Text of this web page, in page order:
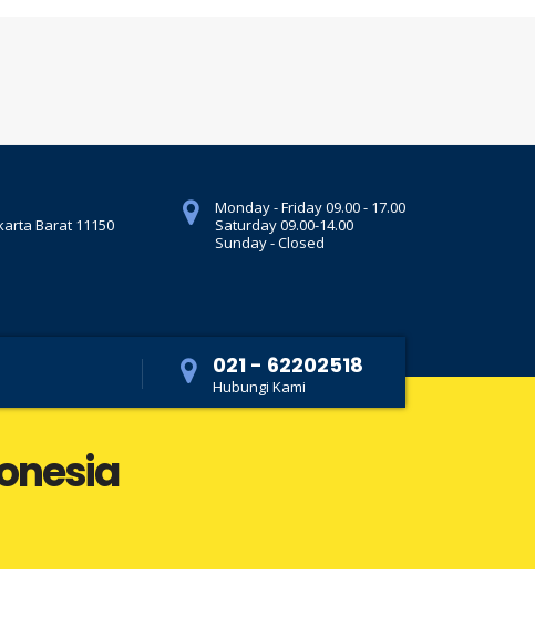
Monday - Friday 09.00 - 17.00
Saturday 09.00-14.00
Sunday - Closed
Barat 11150
021 - 62202518
Hubungi Kami